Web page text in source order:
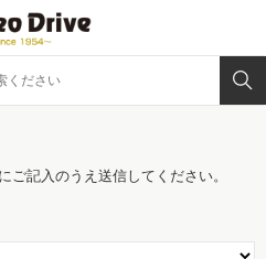
ご記入のうえ送信してください。